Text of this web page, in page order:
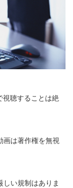
視聴することは絶
画は著作権を無視
い規制はありま